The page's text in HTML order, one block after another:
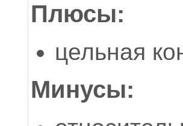
Плюсы:
цельная
Минусы: